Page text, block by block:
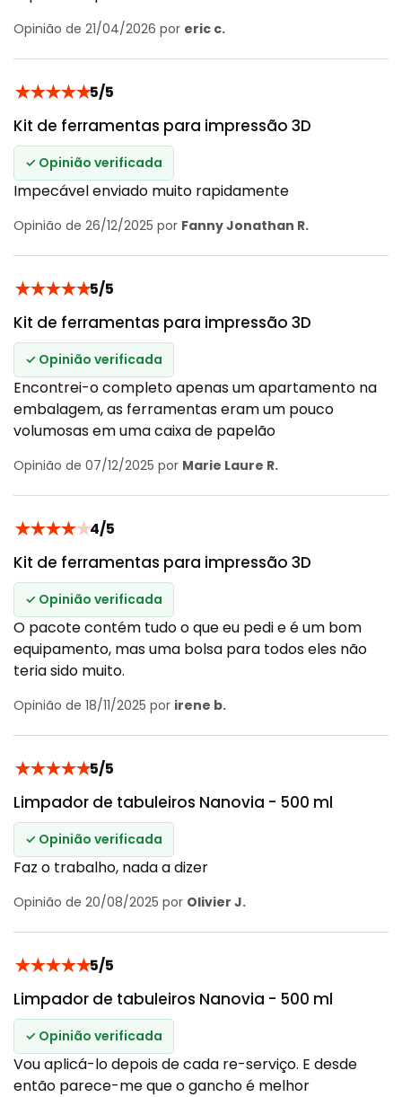
Opinião de 21/04/2026 por eric c.
★★★★★5/5
Kit de ferramentas para impressão 3D
✓ Opinião verificada
Impecável enviado muito rapidamente
Opinião de 26/12/2025 por Fanny Jonathan R.
★★★★★5/5
Kit de ferramentas para impressão 3D
✓ Opinião verificada
Encontrei-o completo apenas um apartamento na
embalagem, as ferramentas eram um pouco
volumosas em uma caixa de papelão
Opinião de 07/12/2025 por Marie Laure R.
★★★★★4/5
Kit de ferramentas para impressão 3D
✓ Opinião verificada
O pacote contém tudo o que eu pedi e é um bom
equipamento, mas uma bolsa para todos eles não
teria sido muito.
Opinião de 18/11/2025 por irene b.
★★★★★5/5
Limpador de tabuleiros Nanovia - 500 ml
✓ Opinião verificada
Faz o trabalho, nada a dizer
Opinião de 20/08/2025 por Olivier J.
★★★★★5/5
Limpador de tabuleiros Nanovia - 500 ml
✓ Opinião verificada
Vou aplicá-lo depois de cada re-serviço. E desde
então parece-me que o gancho é melhor